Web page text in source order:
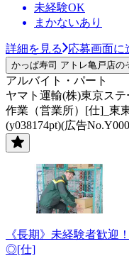
未経験OK
まかないあり
詳細を見る 応募画面に
かっぱ寿司 アトレ亀戸店の
アルバイト・パート
ヤマト運輸(株)東京ス
作業（営業所）[仕]_東
(y038174pt)(広告
《長期》未経験者歓
◎[仕]